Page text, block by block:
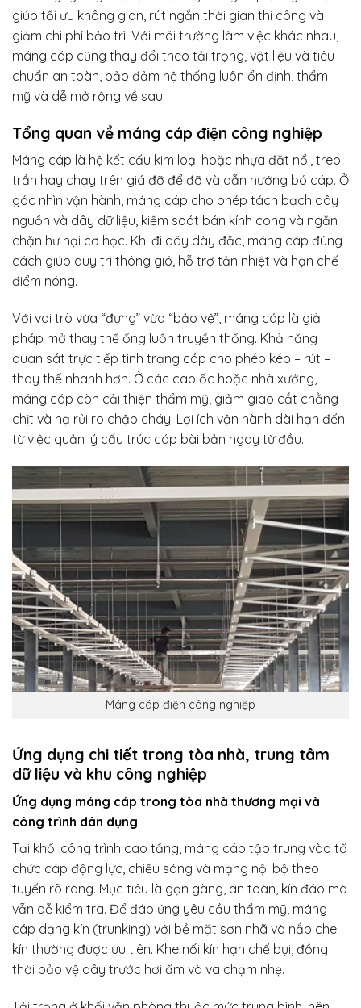
giúp tối ưu không gian, rút ngắn thời gian thi công và
giảm chi phí bảo trì. Với môi trường làm việc khác nhau,
máng cáp cũng thay đổi theo tải trọng, vật liệu và tiêu
chuẩn an toàn, bảo đảm hệ thống luôn ổn định, thẩm
mỹ và dễ mở rộng về sau.
Tổng quan về máng cáp điện công nghiệp
Máng cáp là hệ kết cấu kim loại hoặc nhựa đặt nổi, treo
trần hay chạy trên giá đỡ để đỡ và dẫn hướng bó cáp. Ở
góc nhìn vận hành, máng cáp cho phép tách bạch dây
nguồn và dây dữ liệu, kiểm soát bán kính cong và ngăn
chặn hư hại cơ học. Khi đi dây dày đặc, máng cáp đúng
cách giúp duy trì thông gió, hỗ trợ tản nhiệt và hạn chế
điểm nóng.
Với vai trò vừa “đựng” vừa “bảo vệ”, máng cáp là giải
pháp mở thay thế ống luồn truyền thống. Khả năng
quan sát trực tiếp tình trạng cáp cho phép kéo – rút –
thay thế nhanh hơn. Ở các cao ốc hoặc nhà xưởng,
máng cáp còn cải thiện thẩm mỹ, giảm giao cắt chằng
chịt và hạ rủi ro chập cháy. Lợi ích vận hành dài hạn đến
từ việc quản lý cấu trúc cáp bài bản ngay từ đầu.
Máng cáp điện công nghiệp
Ứng dụng chi tiết trong tòa nhà, trung tâm
dữ liệu và khu công nghiệp
Ứng dụng máng cáp trong tòa nhà thương mại và
công trình dân dụng
Tại khối công trình cao tầng, máng cáp tập trung vào tổ
chức cáp động lực, chiếu sáng và mạng nội bộ theo
tuyến rõ ràng. Mục tiêu là gọn gàng, an toàn, kín đáo mà
vẫn dễ kiểm tra. Để đáp ứng yêu cầu thẩm mỹ, máng
cáp dạng kín (trunking) với bề mặt sơn nhã và nắp che
kín thường được ưu tiên. Khe nối kín hạn chế bụi, đồng
thời bảo vệ dây trước hơi ẩm và va chạm nhẹ.